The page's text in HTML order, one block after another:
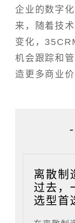
企业的数字
来，随着技
变化，
机会跟踪和
造更多商业价
离散制
过去，
选型首